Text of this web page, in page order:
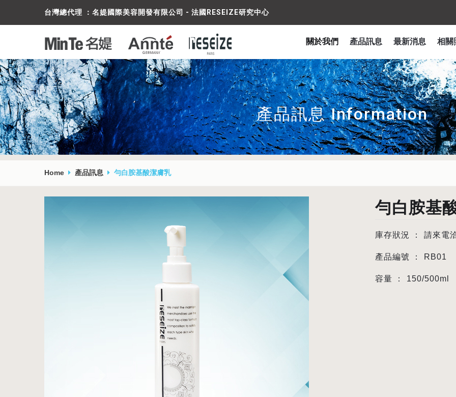
台灣總代理 ：名媞國際美容開發有限公司 - 法國RESEIZE研究中心
關於我們 產品訊息 最新消息 相關
產品訊息 Information
產品訊息 Information
Home 產品訊息 勻白胺基酸潔膚乳
勻白胺基
庫存狀況 ： 請來電
產品編號 ： RB01
容量 ： 150/500ml